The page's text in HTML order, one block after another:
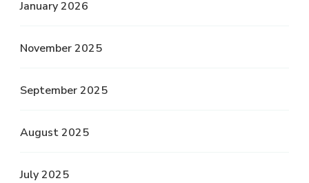
January 2026
November 2025
September 2025
August 2025
July 2025